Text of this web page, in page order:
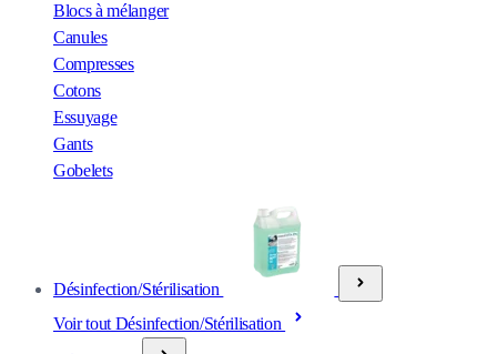
Blocs à mélanger
Canules
Compresses
Cotons
Essuyage
Gants
Gobelets
Désinfection/Stérilisation
Voir tout Désinfection/Stérilisation